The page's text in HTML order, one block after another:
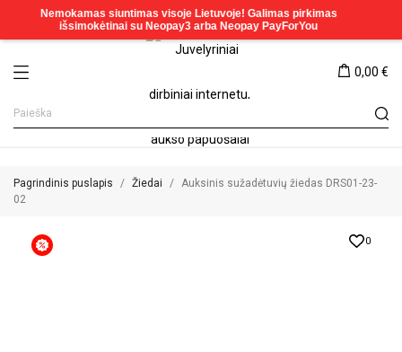
0,00 €
Pagrindinis puslapis Žiedai
Auksinis sužadėtuvių žiedas DRS01-23-
02
0